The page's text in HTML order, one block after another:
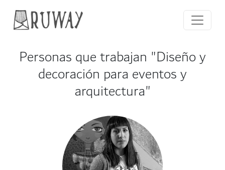
Personas que trabajan "Diseño y
decoración para eventos y
arquitectura"